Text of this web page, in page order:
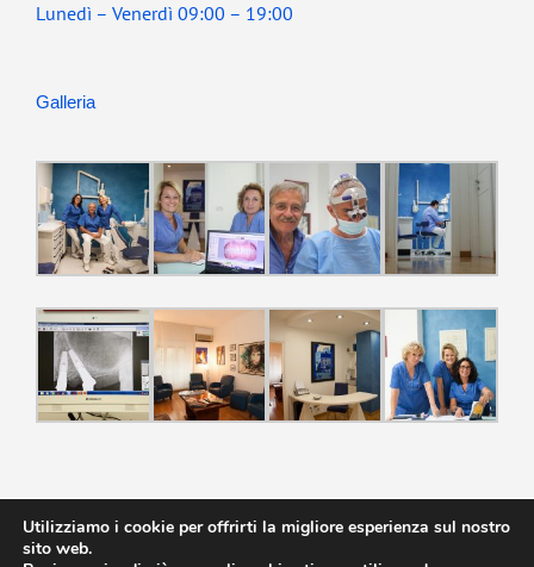
Lunedì – Venerdì 09:00 – 19:00
Galleria
Utilizziamo i cookie per offrirti la migliore esperienza sul nostro
sito web.